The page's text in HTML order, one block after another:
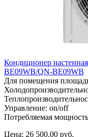
Кондиционер
BE09WB/QN-BE09WB
Для помещения
Управление: on/off
Потребляемая
Цена: 26 500.00 руб.